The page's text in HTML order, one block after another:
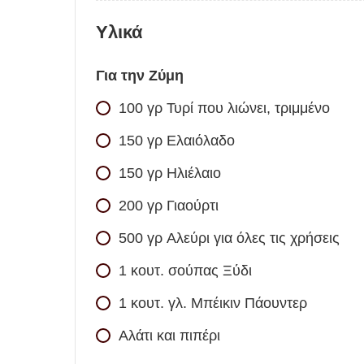
Υλικά
Για την Ζύμη
100 γρ Τυρί που λιώνει, τριμμένο
150 γρ Ελαιόλαδο
150 γρ Ηλιέλαιο
200 γρ Γιαούρτι
500 γρ Αλεύρι για όλες τις χρήσεις
1 κουτ. σούπας Ξύδι
1 κουτ. γλ. Μπέικιν Πάουντερ
Αλάτι και πιπέρι